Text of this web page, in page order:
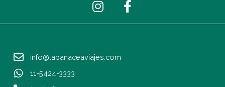
n
s
g
a
c
info@lapanaceaviajes.com
11-5424-3333